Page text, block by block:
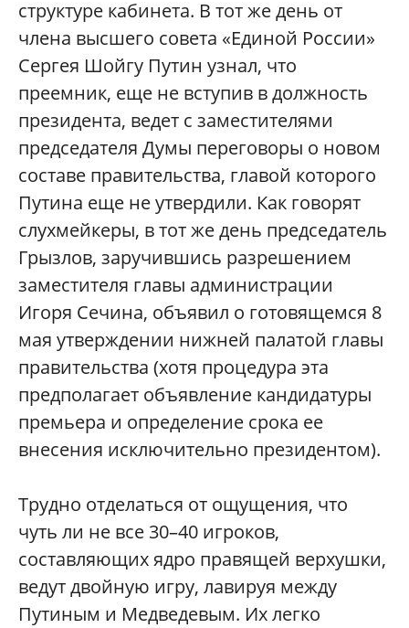
структуре кабинета. В тот же день от
члена высшего совета «Единой России»
Сергея Шойгу Путин узнал, что
преемник, еще не вступив в должность
президента, ведет с заместителями
председателя Думы переговоры о новом
составе правительства, главой которого
Путина еще не утвердили. Как говорят
слухмейкеры, в тот же день председатель
Грызлов, заручившись разрешением
заместителя главы администрации
Игоря Сечина, объявил о готовящемся 8
мая утверждении нижней палатой главы
правительства (хотя процедура эта
предполагает объявление кандидатуры
премьера и определение срока ее
внесения исключительно президентом).
Трудно отделаться от ощущения, что
чуть ли не все 30–40 игроков,
составляющих ядро правящей верхушки,
ведут двойную игру, лавируя между
Путиным и Медведевым. Их легко